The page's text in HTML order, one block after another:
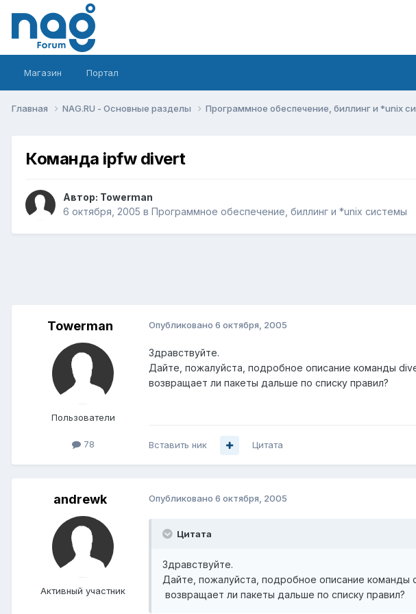
Магазин Портал
Главная NAG.RU - Основные разделы Программное обеспечение, биллинг и *unix
Команда ipfw divert
Автор: Towerman
6 октября, 2005 в Программное обеспечение, биллинг и *unix системы
Towerman
Пользователи
78
Опубликовано 6 октября, 2005
Здравствуйте.
Дайте, пожалуйста, подробное описание команды
возвращает ли пакеты дальше по списку правил?
Вставить ник Цитата
andrewk
Активный участник
Опубликовано 6 октября, 2005
Цитата
Здравствуйте.
Дайте, пожалуйста, подробное описание команды
возвращает ли пакеты дальше по списку правил?